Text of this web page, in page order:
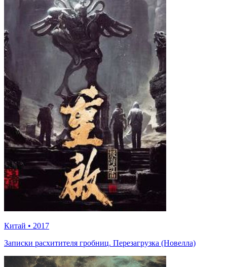
Китай • 2017
Записки расхитителя гробниц. Перезагрузка (Новелла)